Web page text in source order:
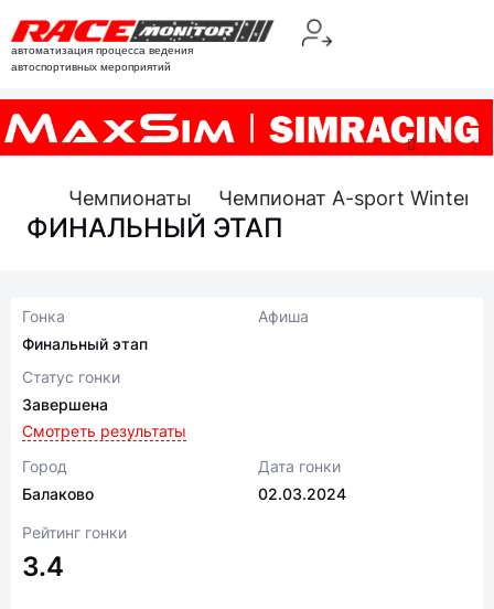
автоматизация процесса ведения
автоспортивных мероприятий
Чемпионаты Чемпионат A-sport Winter
ФИНАЛЬНЫЙ ЭТАП
Гонка
Финальный этап
Статус гонки
Завершена
Смотреть результаты
Афиша
Город
Балаково
Дата гонки
02.03.2024
Рейтинг гонки
3.4